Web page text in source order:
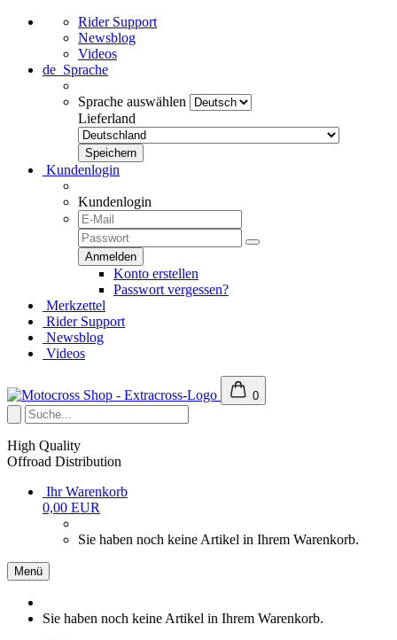
Rider Support
Newsblog
Videos
de Sprache
Sprache auswählen
Lieferland
Kundenlogin
Kundenlogin
Konto erstellen
Passwort vergessen?
Merkzettel
Rider Support
Newsblog
Videos
0
High Quality
Offroad Distribution
Ihr Warenkorb
0,00 EUR
Sie haben noch keine Artikel in Ihrem Warenkorb.
Menü
Sie haben noch keine Artikel in Ihrem Warenkorb.